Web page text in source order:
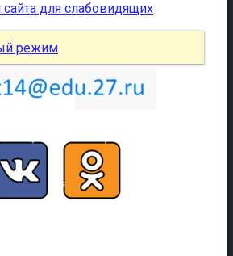
сайта для слабовидящих
режим